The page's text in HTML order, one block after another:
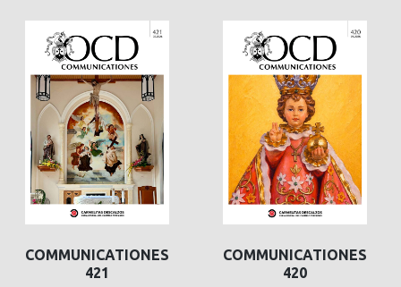
COMMUNICATIONES
421
COMMUNICATIONES
420